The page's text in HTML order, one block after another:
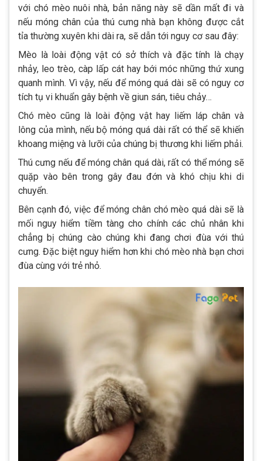
với chó mèo nuôi nhà, bản năng này sẽ dần mất đi và
nếu móng chân của thú cưng nhà bạn không được cắt
tỉa thường xuyên khi dài ra, sẽ dẫn tới nguy cơ sau đây:
Mèo là loài động vật có sở thích và đặc tính là chạy
nhảy, leo trèo, càp lấp cát hay bới móc những thứ xung
quanh mình. Vì vậy, nếu để móng quá dài sẽ có nguy cơ
tích tụ vi khuẩn gây bệnh về giun sán, tiêu chảy…
Chó mèo cũng là loài động vật hay liếm láp chân và
lông của mình, nếu bộ móng quá dài rất có thể sẽ khiến
khoang miệng và lưỡi của chúng bị thương khi liếm phải.
Thú cưng nếu để móng chân quá dài, rất có thể móng sẽ
quặp vào bên trong gây đau đớn và khó chịu khi di
chuyển.
Bên cạnh đó, việc để móng chân chó mèo quá dài sẽ là
mối nguy hiểm tiềm tàng cho chính các chủ nhân khi
chẳng bị chúng cào chúng khi đang chơi đùa với thú
cưng. Đặc biệt nguy hiểm hơn khi chó mèo nhà bạn chơi
đùa cùng với trẻ nhỏ.